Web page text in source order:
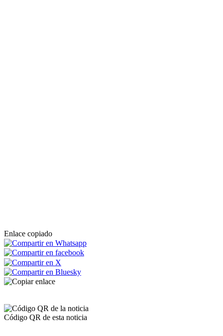
Enlace copiado
Código QR de esta noticia